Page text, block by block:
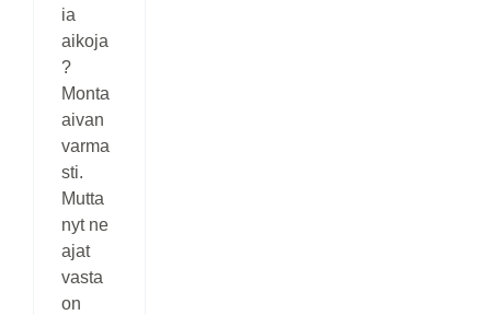
ia
aikoja
?
Monta
aivan
varma
sti.
Mutta
nyt ne
ajat
vasta
on